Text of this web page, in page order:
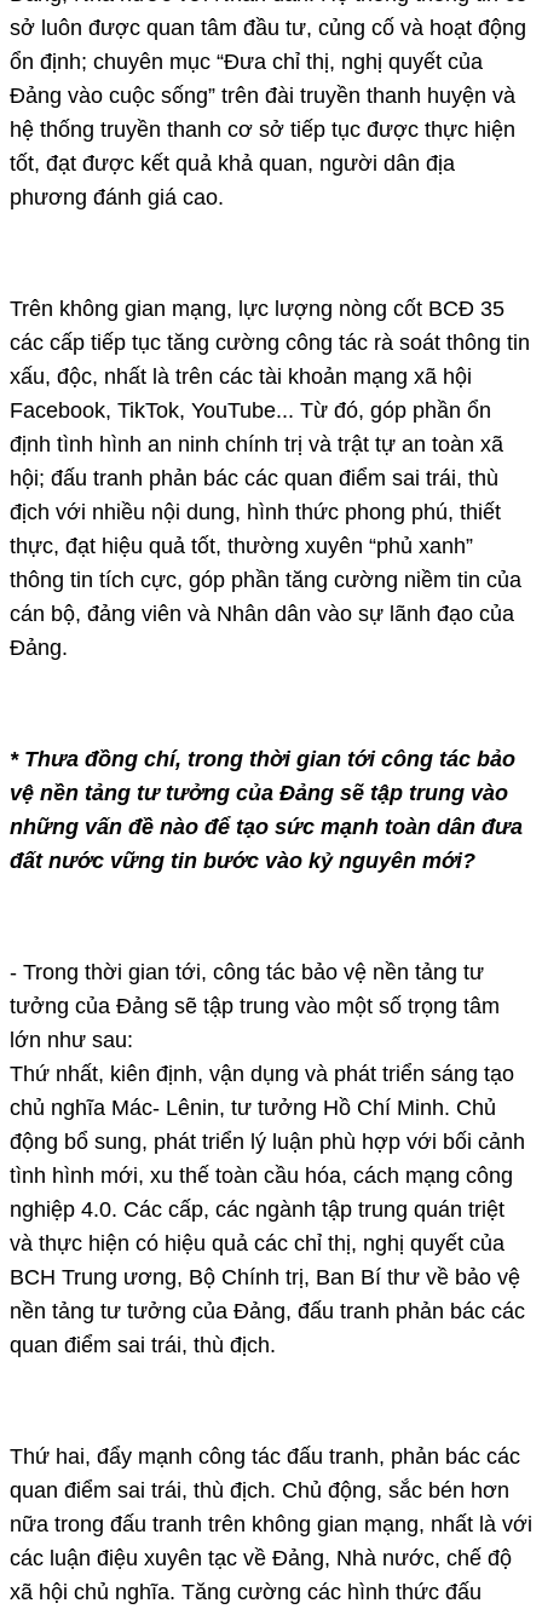
sở luôn được quan tâm đầu tư, củng cố và hoạt động
ổn định; chuyên mục “Đưa chỉ thị, nghị quyết của
Đảng vào cuộc sống” trên đài truyền thanh huyện và
hệ thống truyền thanh cơ sở tiếp tục được thực hiện
tốt, đạt được kết quả khả quan, người dân địa
phương đánh giá cao.
Trên không gian mạng, lực lượng nòng cốt BCĐ 35
các cấp tiếp tục tăng cường công tác rà soát thông tin
xấu, độc, nhất là trên các tài khoản mạng xã hội
Facebook, TikTok, YouTube... Từ đó, góp phần ổn
định tình hình an ninh chính trị và trật tự an toàn xã
hội; đấu tranh phản bác các quan điểm sai trái, thù
địch với nhiều nội dung, hình thức phong phú, thiết
thực, đạt hiệu quả tốt, thường xuyên “phủ xanh”
thông tin tích cực, góp phần tăng cường niềm tin của
cán bộ, đảng viên và Nhân dân vào sự lãnh đạo của
Đảng.
* Thưa đồng chí, trong thời gian tới công tác bảo
vệ nền tảng tư tưởng của Đảng sẽ tập trung vào
những vấn đề nào để tạo sức mạnh toàn dân đưa
đất nước vững tin bước vào kỷ nguyên mới?
- Trong thời gian tới, công tác bảo vệ nền tảng tư
tưởng của Đảng sẽ tập trung vào một số trọng tâm
lớn như sau:
Thứ nhất, kiên định, vận dụng và phát triển sáng tạo
chủ nghĩa Mác- Lênin, tư tưởng Hồ Chí Minh. Chủ
động bổ sung, phát triển lý luận phù hợp với bối cảnh
tình hình mới, xu thế toàn cầu hóa, cách mạng công
nghiệp 4.0. Các cấp, các ngành tập trung quán triệt
và thực hiện có hiệu quả các chỉ thị, nghị quyết của
BCH Trung ương, Bộ Chính trị, Ban Bí thư về bảo vệ
nền tảng tư tưởng của Đảng, đấu tranh phản bác các
quan điểm sai trái, thù địch.
Thứ hai, đẩy mạnh công tác đấu tranh, phản bác các
quan điểm sai trái, thù địch. Chủ động, sắc bén hơn
nữa trong đấu tranh trên không gian mạng, nhất là với
các luận điệu xuyên tạc về Đảng, Nhà nước, chế độ
xã hội chủ nghĩa. Tăng cường các hình thức đấu